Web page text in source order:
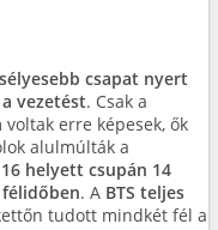
csapat nyert
vezetést. Csak a
erre képesek, ők
alulmúlták a
helyett csupán 14
. A BTS teljes
tudott mindkét fél a